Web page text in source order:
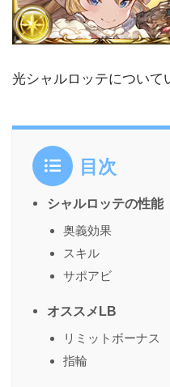
光シャルロッテについて
目次
シャルロッテの性能
奥義効果
スキル
サポアビ
オススメLB
リミットボーナス
指輪